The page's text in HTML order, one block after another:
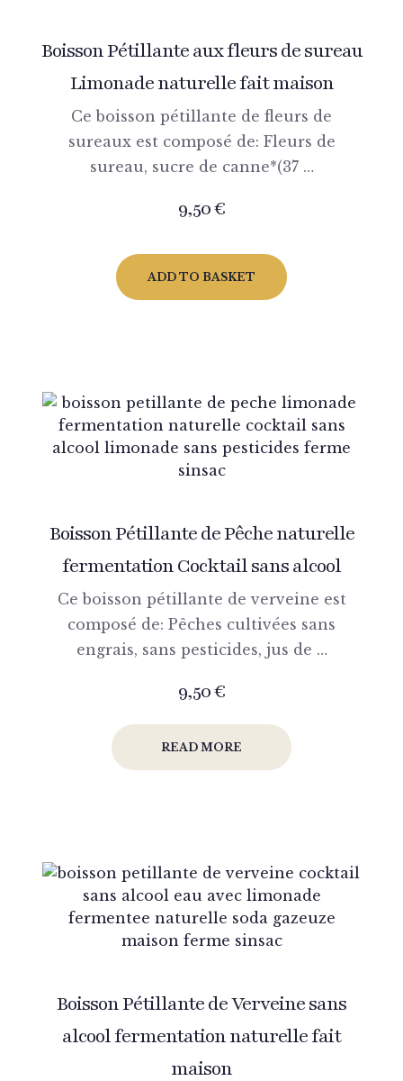
Boisson Pétillante aux fleurs de sureau
Limonade naturelle fait maison
Ce boisson pétillante de fleurs de
sureaux est composé de: Fleurs de
sureau, sucre de canne*(37 …
9,50€
ADD TO BASKET
Boisson Pétillante de Pêche naturelle
fermentation Cocktail sans alcool
Ce boisson pétillante de verveine est
composé de: Pêches cultivées sans
engrais, sans pesticides, jus de …
9,50€
READ MORE
Boisson Pétillante de Verveine sans
alcool fermentation naturelle fait
maison